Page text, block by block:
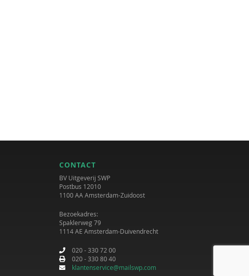
CONTACT
BV Uitgeverij SWP
Postbus 12010
1100 AA Amsterdam-Zuidoost
Bezoekadres:
Spaklerweg 79
1114 AE Amsterdam-Duivendrecht
020 - 330 72 00
020 - 330 80 40
klantenservice@mailswp.com